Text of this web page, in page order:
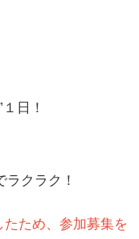
日！
クラク！
たため、参加募集を